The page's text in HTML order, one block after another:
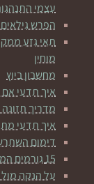
עצמי
הפרש
תאי גזע
מוחין
מחשבון ביוץ
איך תדעי אם
מדריך תזונה
איך תדעי
דימום
15 גורמים המזיקים לפוריות באופן מובהק.
על הנקה